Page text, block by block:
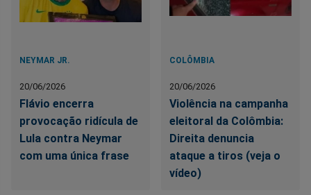
NEYMAR JR.
20/06/2026
Flávio encerra
provocação ridícula de
Lula contra Neymar
com uma única frase
COLÔMBIA
20/06/2026
Violência na campanha
eleitoral da Colômbia:
Direita denuncia
ataque a tiros (veja o
vídeo)